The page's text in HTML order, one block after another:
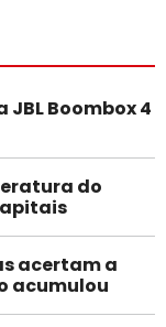
JBL Boombox 4
do
acertam a
acumulou